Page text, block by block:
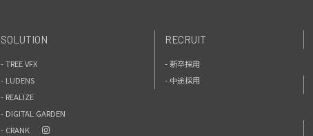
SOLUTION
- TREE VFX
- LUDENS
- REALIZE
- DIGITAL GARDEN
- CRANK
RECRUIT
- 新卒採用
- 中途採用